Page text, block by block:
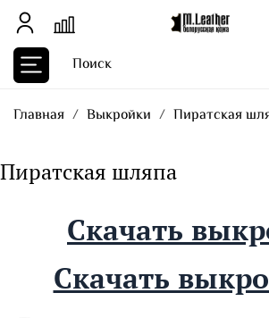
Главная Выкройки Пиратская
Пиратская шляпа
Скачать
Скачать